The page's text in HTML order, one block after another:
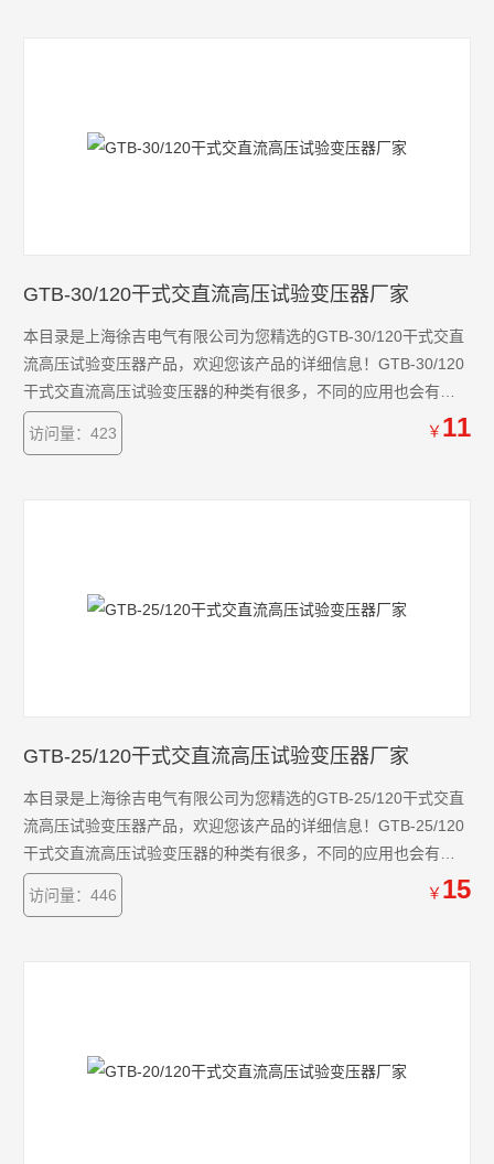
GTB-30/120干式交直流高压试验变压器厂家
本目录是上海徐吉电气有限公司为您精选的GTB-30/120干式交直
流高压试验变压器产品，欢迎您该产品的详细信息！GTB-30/120
干式交直流高压试验变压器的种类有很多，不同的应用也会有细
微的差别，本公司为您提供*的解决方案。
访问量：423
￥ 11
GTB-25/120干式交直流高压试验变压器厂家
本目录是上海徐吉电气有限公司为您精选的GTB-25/120干式交直
流高压试验变压器产品，欢迎您该产品的详细信息！GTB-25/120
干式交直流高压试验变压器的种类有很多，不同的应用也会有细
微的差别，本公司为您提供*的解决方案。
访问量：446
￥ 15